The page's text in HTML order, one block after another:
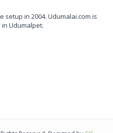
setup in 2004. Udumalai.com is
Udumalpet.